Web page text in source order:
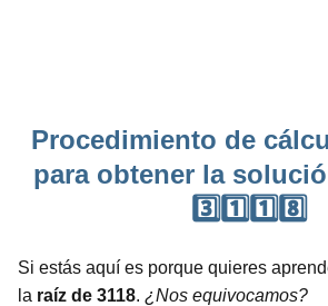
Procedimiento de
para obtener la
3️⃣1️⃣1️⃣8️⃣
Si estás aquí es porque quieres
la raíz de 3118. ¿Nos equivocamos?